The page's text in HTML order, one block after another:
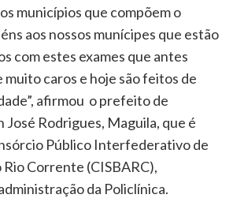
municípios que compõem o
aos nossos munícipes que estão
com estes exames que antes
muito caros e hoje são feitos de
afirmou o prefeito de
Rodrigues, Maguila, que é
Público Interfederativo de
Rio Corrente (CISBARC),
da Policlínica.